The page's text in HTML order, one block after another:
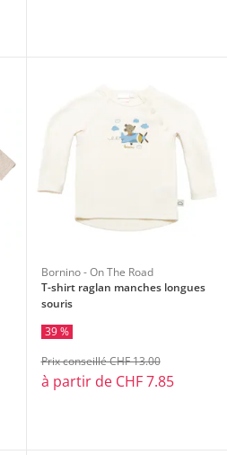
Bornino - On The Road
T-shirt raglan manches longues
souris
39 %
à partir de CHF 7.85
Prix conseillé CHF 13.00